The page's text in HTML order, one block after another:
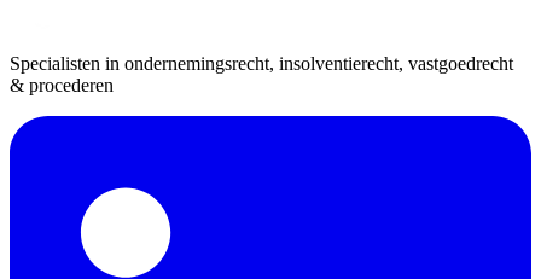
Specialisten in ondernemingsrecht, insolventierecht, vastgoedrecht
& procederen